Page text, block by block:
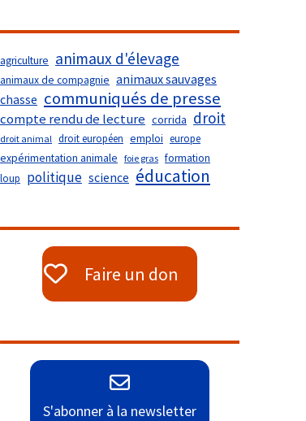
agriculture animaux d'élevage
animaux de compagnie animaux sauvages
chasse communiqués de presse
compte rendu de lecture corrida droit
droit animal droit européen emploi europe
expérimentation animale foie gras formation
loup politique science éducation
Faire un don
S'abonner à la newsletter